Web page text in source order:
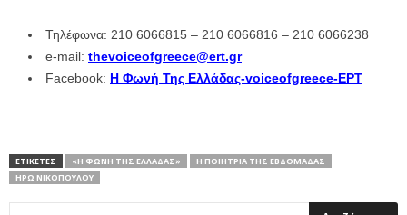
Τηλέφωνα: 210 6066815 – 210 6066816 – 210 6066238
e-mail: thevoiceofgreece@ert.gr
Facebook: Η Φωνή Της Ελλάδας-voiceofgreece-ΕΡΤ
ΕΤΙΚΕΤΕΣ «Η ΦΩΝΉ ΤΗΣ ΕΛΛΆΔΑΣ»
Η ΠΟΙΉΤΡΙΑ ΤΗΣ ΕΒΔΟΜΆΔΑΣ
ΗΡΏ ΝΙΚΟΠΟΎΛΟΥ